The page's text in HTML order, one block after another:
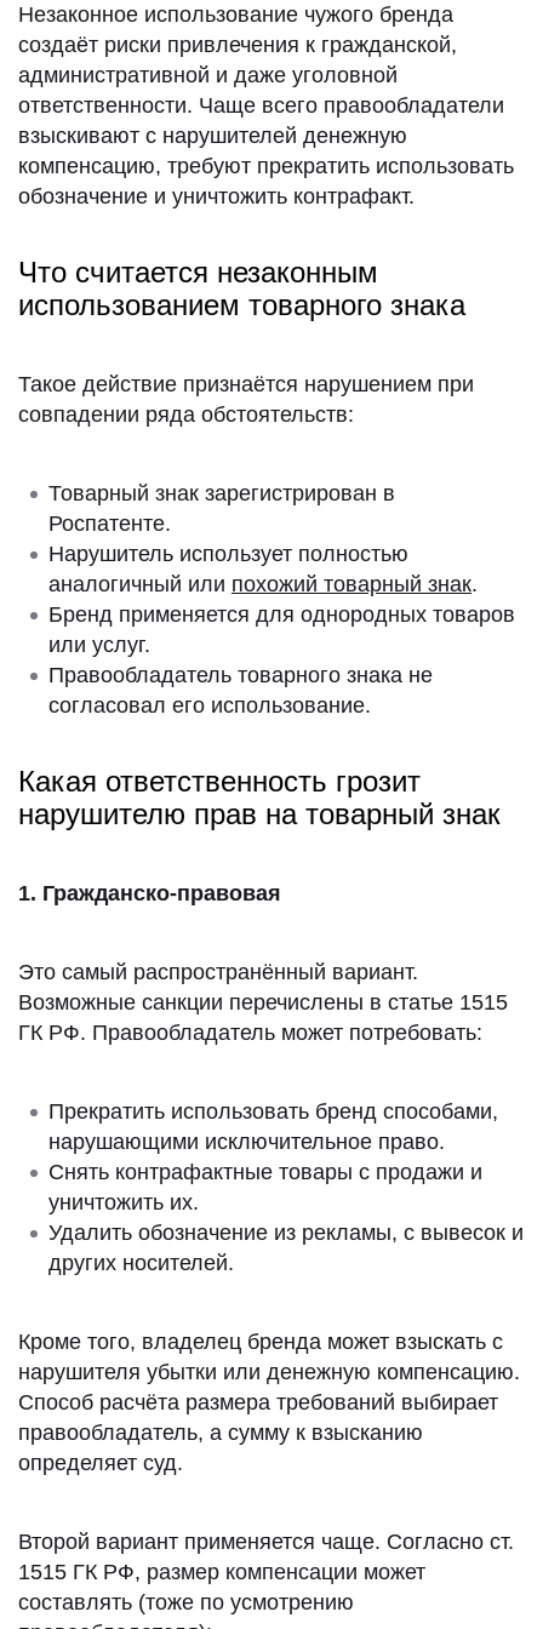
Незаконное использование чужого бренда
создаёт риски привлечения к гражданской,
административной и даже уголовной
ответственности. Чаще всего правообладатели
взыскивают с нарушителей денежную
компенсацию, требуют прекратить использовать
обозначение и уничтожить контрафакт.
Что считается незаконным
использованием товарного знака
Такое действие признаётся нарушением при
совпадении ряда обстоятельств:
Товарный знак зарегистрирован в
Роспатенте.
Нарушитель использует полностью
аналогичный или похожий товарный знак.
Бренд применяется для однородных товаров
или услуг.
Правообладатель товарного знака не
согласовал его использование.
Какая ответственность грозит
нарушителю прав на товарный знак
1. Гражданско-правовая
Это самый распространённый вариант.
Возможные санкции перечислены в статье 1515
ГК РФ. Правообладатель может потребовать:
Прекратить использовать бренд способами,
нарушающими исключительное право.
Снять контрафактные товары с продажи и
уничтожить их.
Удалить обозначение из рекламы, с вывесок и
других носителей.
Кроме того, владелец бренда может взыскать с
нарушителя убытки или денежную компенсацию.
Способ расчёта размера требований выбирает
правообладатель, а сумму к взысканию
определяет суд.
Второй вариант применяется чаще. Согласно ст.
1515 ГК РФ, размер компенсации может
составлять (тоже по усмотрению
предприятием;
помощь в управлении делами или в коммерческой
деятельности промышленного или торгового
предприятия;
Примечание: